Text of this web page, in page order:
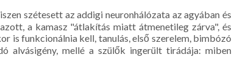
szétesett az addigi neuronhálózata az agyában és
a kamasz "átlakítás miatt átmenetileg zárva", és
is funkcionálnia kell, tanulás, első szerelem, bimbózó
alvásigény, mellé a szülők ingerült tirádája: miben